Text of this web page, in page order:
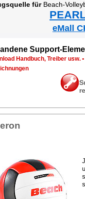
fürBeach-
eMall
Sup­port-
Hand­buch, Trei­ber usw. •